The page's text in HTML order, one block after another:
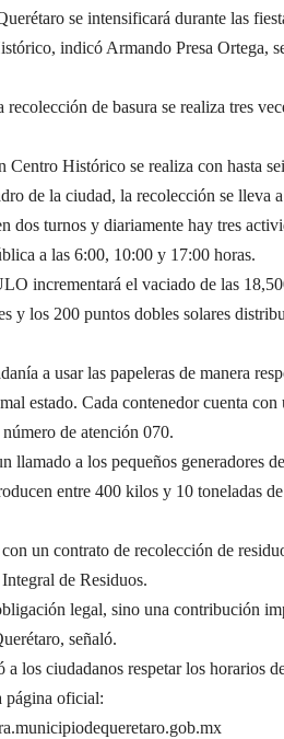
se intensificará durante las
indicó Armando Presa Ortega,
de basura se realiza tres
Centro Histórico se realiza con hasta
de la ciudad, la recolección se lleva
dos turnos y diariamente hay tres
a las 6:00, 10:00 y 17:00 horas.
incrementará el vaciado de las
y los 200 puntos dobles solares
a usar las papeleras de manera
estado. Cada contenedor cuenta
de atención 070.
llamado a los pequeños generadores
entre 400 kilos y 10 toneladas
un contrato de recolección de
de Residuos.
legal, sino una contribución
señaló.
los ciudadanos respetar los horarios
página oficial: